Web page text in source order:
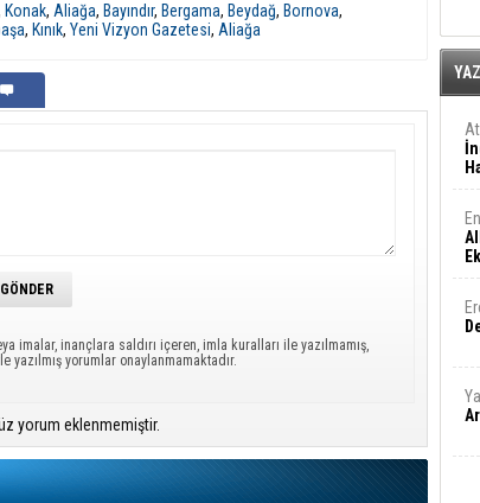
Konak, Aliağa, Bayındır, Bergama, Beydağ, Bornova,
, Kınık, Yeni Vizyon Gazetesi, Aliağa
imalar, inançlara saldırı içeren, imla kuralları ile yazılmamış,
yorumlar onaylanmamaktadır.
yorum eklenmemiştir.